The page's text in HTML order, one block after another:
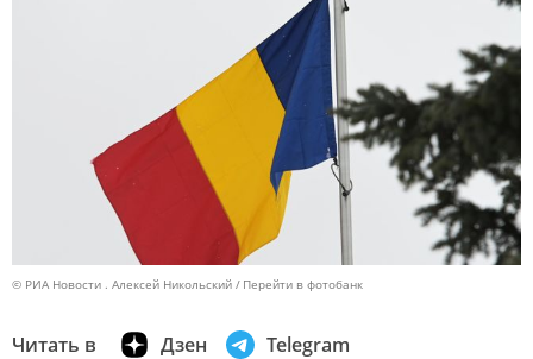
© РИА Новости . Алексей Никольский Перейти в фотобанк
Читать в Дзен Telegram